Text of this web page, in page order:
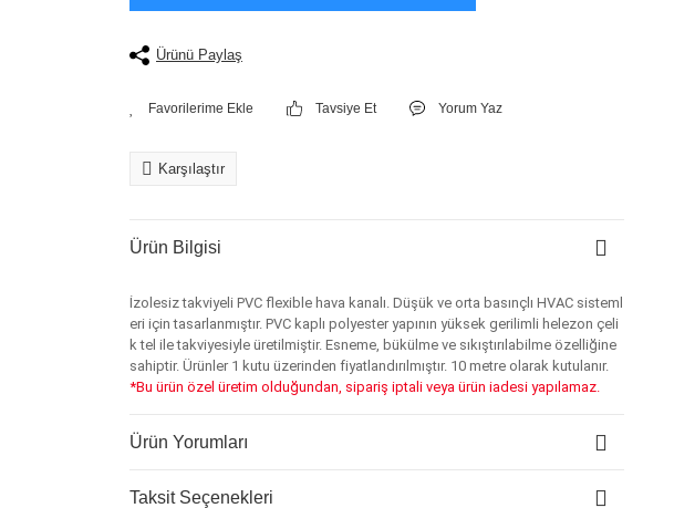
Ürünü Paylaş
Tavsiye Et Yorum Yaz
Karşılaştır
Ürün Bilgisi
İzolesiz takviyeli PVC flexible hava kanalı. Düşük ve orta basınçlı HVAC sisteml
eri için tasarlanmıştır. PVC kaplı polyester yapının yüksek gerilimli helezon çeli
k tel ile takviyesiyle üretilmiştir. Esneme, bükülme ve sıkıştırılabilme özelliğine
sahiptir. Ürünler 1 kutu üzerinden fiyatlandırılmıştır. 10 metre olarak kutulanır.
*Bu ürün özel üretim olduğundan, sipariş iptali veya ürün iadesi yapılamaz.
Ürün Yorumları
Taksit Seçenekleri